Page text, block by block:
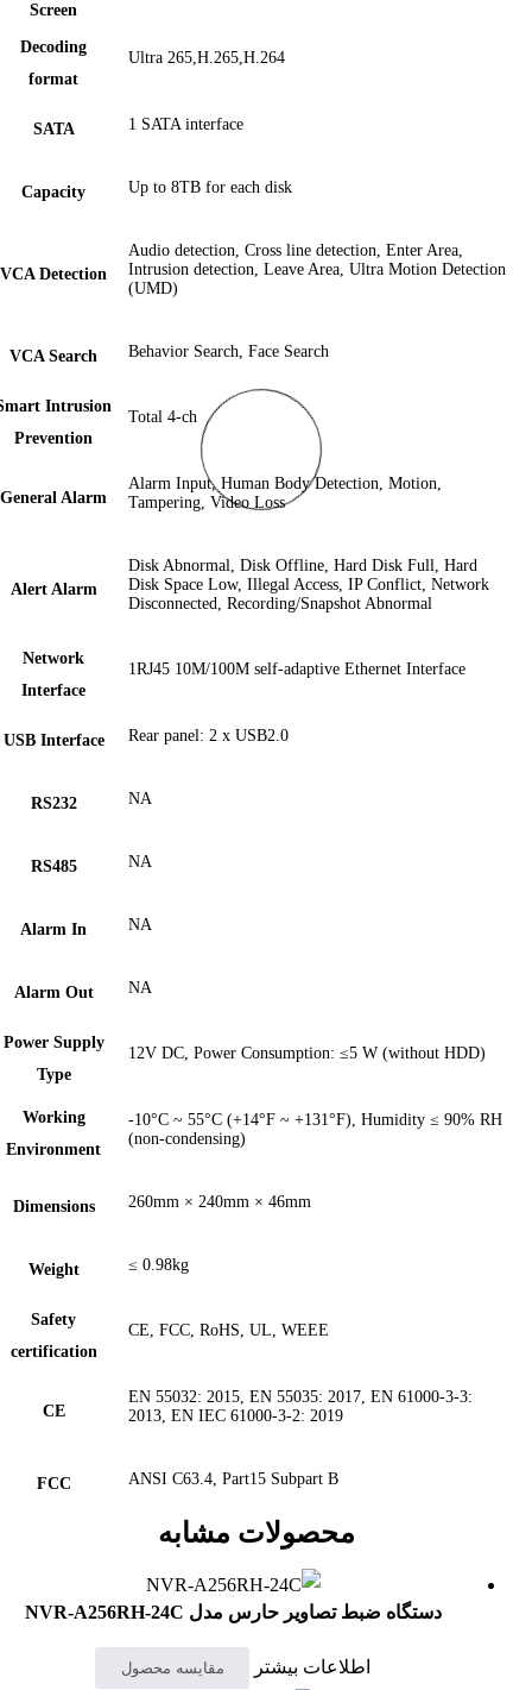
Screen
Decoding
format
Ultra 265,H.265,H.264
SATA 1 SATA interface
Capacity Up to 8TB for each disk
VCA Detection
Audio detection, Cross line detection, Enter Area,
Intrusion detection, Leave Area, Ultra Motion Detection
(UMD)
VCA Search Behavior Search, Face Search
Smart Intrusion
Prevention
Total 4-ch
General Alarm
Alarm Input, Human Body Detection, Motion,
Tampering, Video Loss
Alert Alarm
Disk Abnormal, Disk Offline, Hard Disk Full, Hard
Disk Space Low, Illegal Access, IP Conflict, Network
Disconnected, Recording/Snapshot Abnormal
Network
Interface
1RJ45 10M/100M self-adaptive Ethernet Interface
USB Interface Rear panel: 2 x USB2.0
RS232 NA
RS485 NA
Alarm In NA
Alarm Out NA
Power Supply
Type
12V DC, Power Consumption: ≤5 W (without HDD)
Working
Environment
-10°C ~ 55°C (+14°F ~ +131°F), Humidity ≤ 90% RH
(non-condensing)
Dimensions 260mm × 240mm × 46mm
Weight ≤ 0.98kg
Safety
certification
CE, FCC, RoHS, UL, WEEE
CE
EN 55032: 2015, EN 55035: 2017, EN 61000-3-3:
2013, EN IEC 61000-3-2: 2019
FCC ANSI C63.4, Part15 Subpart B
محصولات مشابه
دستگاه ضبط تصاویر حارس مدل NVR-A256RH-24C
اطلاعات بیشتر مقایسه محصول